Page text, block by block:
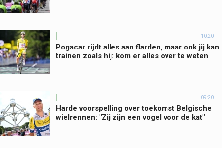
10:20
Pogacar rijdt alles aan flarden, maar ook jij kan
trainen zoals hij: kom er alles over te weten
09:20
Harde voorspelling over toekomst Belgische
wielrennen: "Zij zijn een vogel voor de kat"